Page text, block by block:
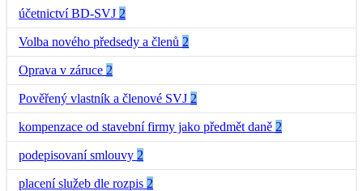
účetnictví BD-SVJ 2
Volba nového předsedy a členů 2
Oprava v záruce 2
Pověřený vlastník a členové SVJ 2
kompenzace od stavební firmy jako předmět daně 2
podepisovaní smlouvy 2
placení služeb dle rozpis 2